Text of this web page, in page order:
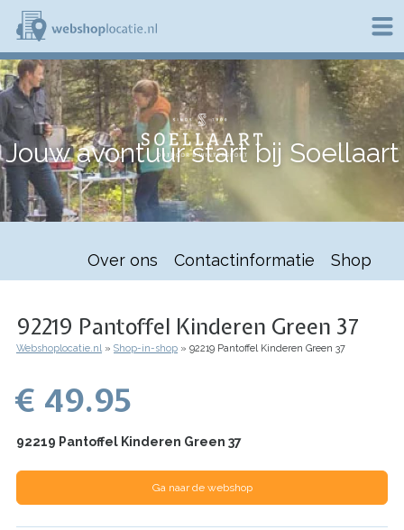
Overslaan
naar
de
inhoud
gaan
W
e
b
o
p
c
l
Jouw avontuur start bij Soellaart
Over ons Contactinformatie Shop
92219 Pantoffel Kinderen Green 37
Kruimelpad
Webshoplocatie.nl Shop-in-shop 92219 Pantoffel Kinderen Green 37
€ 49.95
92219 Pantoffel Kinderen Green 37
Ga naar de webshop